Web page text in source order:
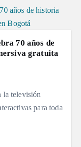
70 años de
gratuita
la televisión
para toda